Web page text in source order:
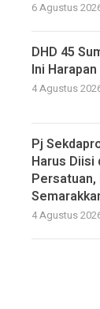
6 Agustus
DHD 45
Ini
4 Agustus
Pj
Harus Diisi
Persatuan,
4 Agustus